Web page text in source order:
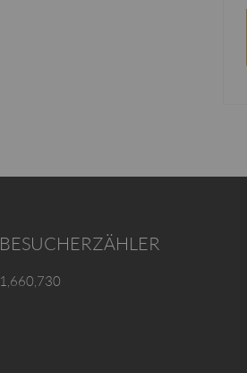
BESUCHERZÄHLER
1,660,730